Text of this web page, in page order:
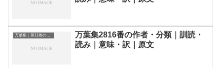
万葉集｜第11巻の和歌一覧
万葉集2816番の作者・分類｜訓読・
読み｜意味・訳｜原文